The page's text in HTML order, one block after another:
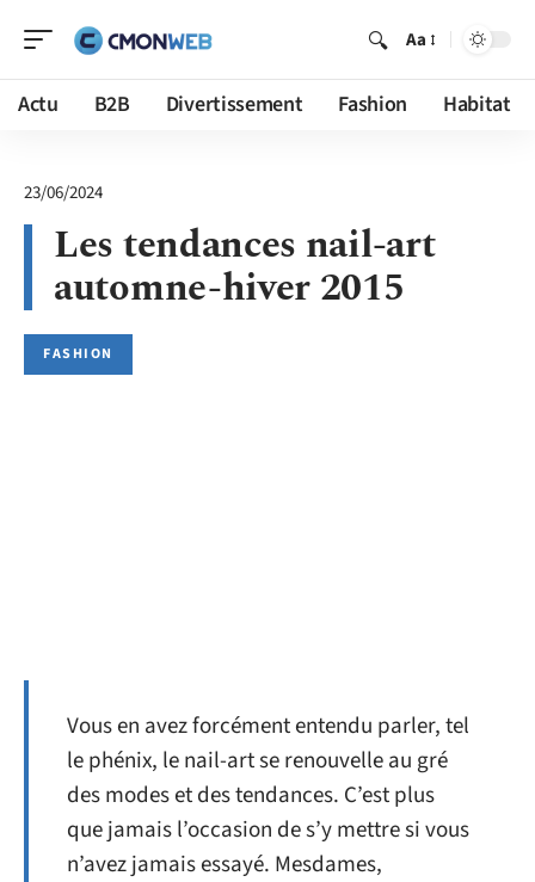
Aa
Actu B2B Divertissement Fashion Habitat
23/06/2024
Les tendances nail-art
automne-hiver 2015
FASHION
Vous en avez forcément entendu parler, tel
le phénix, le nail-art se renouvelle au gré
des modes et des tendances. C’est plus
que jamais l’occasion de s’y mettre si vous
n’avez jamais essayé. Mesdames,